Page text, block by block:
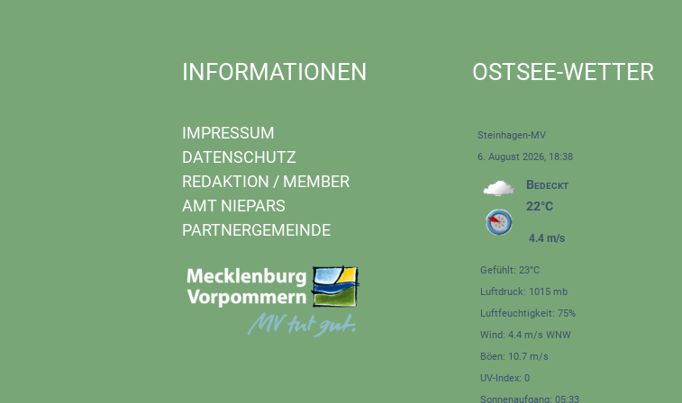
INFORMATIONEN
IMPRESSUM
DATENSCHUTZ
REDAKTION / MEMBER
AMT NIEPARS
PARTNERGEMEINDE
OSTSEE-WETTER
Steinhagen-MV
6. August 2026, 18:38
Bedeckt
22°C
4.4 m/s
Gefühlt: 23°C
Luftdruck: 1015 mb
Luftfeuchtigkeit: 75%
Wind: 4.4 m/s WNW
Böen: 10.7 m/s
UV-Index: 0
Sonnenaufgang: 05:33